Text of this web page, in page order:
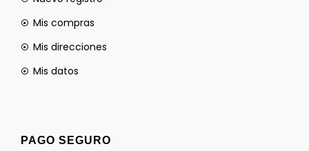
Mis compras
Mis direcciones
Mis datos
PAGO SEGURO